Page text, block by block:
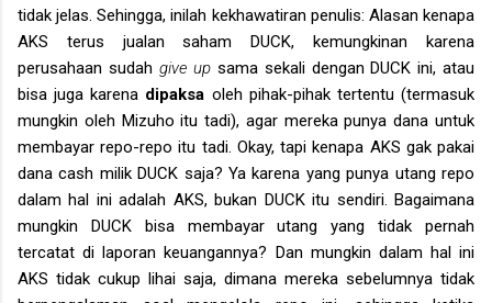
tidak jelas. Sehingga, inilah kekhawatiran penulis: Alasan kenapa
AKS terus jualan saham DUCK, kemungkinan karena
perusahaan sudah give upsama sekali dengan DUCK ini, atau
bisa juga karena dipaksa oleh pihak-pihak tertentu (termasuk
mungkin oleh Mizuho itu tadi), agar mereka punya dana untuk
membayar repo-repo itu tadi. Okay, tapi kenapa AKS gak pakai
dana cash milik DUCK saja? Ya karena yang punya utang repo
dalam hal ini adalah AKS, bukan DUCK itu sendiri. Bagaimana
mungkin DUCK bisa membayar utang yang tidak pernah
tercatat di laporan keuangannya? Dan mungkin dalam hal ini
AKS tidak cukup lihai saja, dimana mereka sebelumnya tidak